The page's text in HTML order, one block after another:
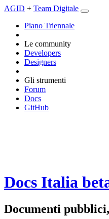
AGID + Team Digitale
Piano Triennale
Le community
Developers
Designers
Gli strumenti
Forum
Docs
GitHub
Docs Italia
Documenti